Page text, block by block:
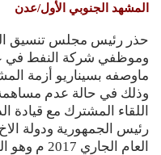
المشهد الجنوبي الأول/عدن
حذر رئيس مجلس تنسيق
وموظفي شركة النفط في
ماوصفه بسيناريو أزمة
وذلك في حالة عدم مساهمة
اللقاء المشترك مع قيادة
العام